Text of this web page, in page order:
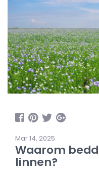
Mar 14, 2025
Waarom
linnen?